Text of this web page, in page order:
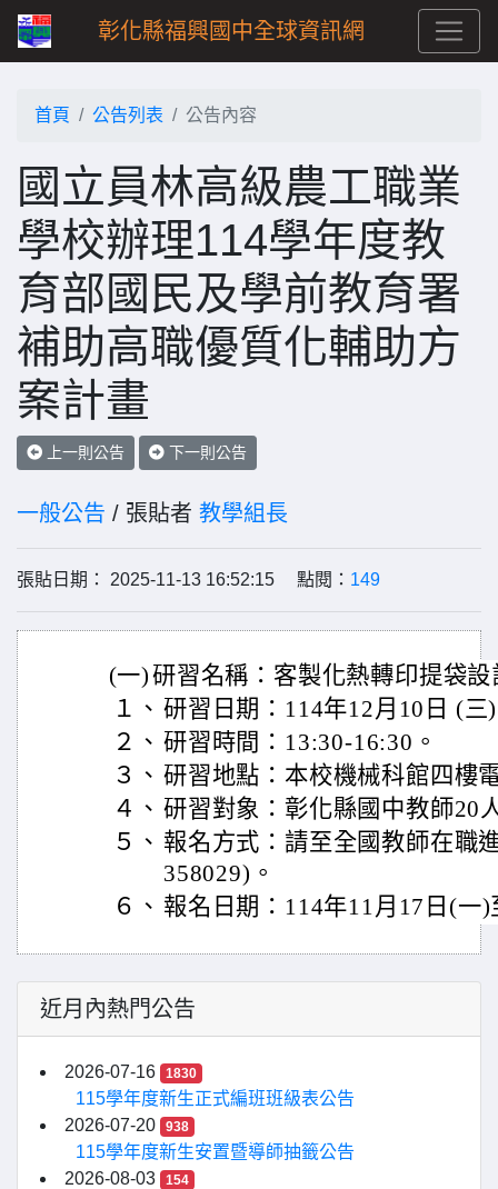
彰化縣福興國中全球資訊網
首頁 公告列表 公告內容
國立員林高級農工職業
學校辦理114學年度教
育部國民及學前教育署
補助高職優質化輔助方
案計畫
上一則公告 下一則公告
一般公告 / 張貼者 教學組長
張貼日期： 2025-11-13 16:52:15 點閱： 149
(一)研習名稱：客製化熱轉印提袋
１、 研習日期：114年12月10日 (三
２、 研習時間：13:30-16:30。
３、 研習地點：本校機械科館四樓
４、 研習對象：彰化縣國中教師20
５、 報名方式：請至全國教師在職
358029)。
６、 報名日期：114年11月17日(一
近月內熱門公告
2026-07-16 1830
115學年度新生正式編班班級表公告
2026-07-20
938
115學年度新生安置暨導師抽籤公告
2026-08-03
154